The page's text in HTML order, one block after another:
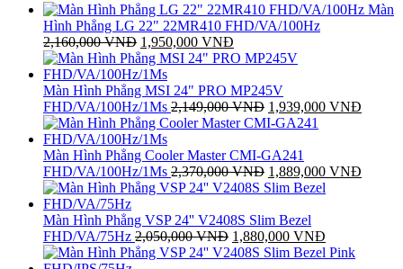
Màn
Hình Phẳng LG 22" 22MR410 FHD/VA/100Hz
2,160,000VNĐ Giá
gốc
là:
2,160,000 VNĐ.
1,950,000 VNĐ
hiện
là:
1,950,000 VNĐ.
Màn Hình Phẳng MSI 24" PRO MP245V
FHD/VA/100Hz/1Ms 2,149,000VNĐ Giá
gốc
2,149,000 VNĐ.
1,939,000 VNĐ
Màn Hình Phẳng Cooler Master CMI-GA241
FHD/VA/100Hz/1Ms 2,370,000VNĐ Giá
gốc
2,370,000 VNĐ.
1,889,000 VNĐ
Màn Hình Phẳng VSP 24'' V2408S Slim Bezel
FHD/VA/75Hz 2,050,000VNĐ Giá
gốc
1,880,000 VNĐ
hiện